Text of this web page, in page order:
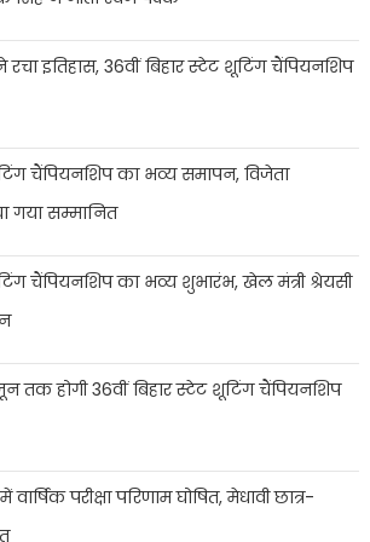
रचा इतिहास, 36वीं बिहार स्टेट शूटिंग चैंपियनशिप
चैंपियनशिप का भव्य समापन, विजेता
गया सम्मानित
चैंपियनशिप का भव्य शुभारंभ, खेल मंत्री श्रेयसी
तक होगी 36वीं बिहार स्टेट शूटिंग चैंपियनशिप
परीक्षा परिणाम घोषित, मेधावी छात्र-